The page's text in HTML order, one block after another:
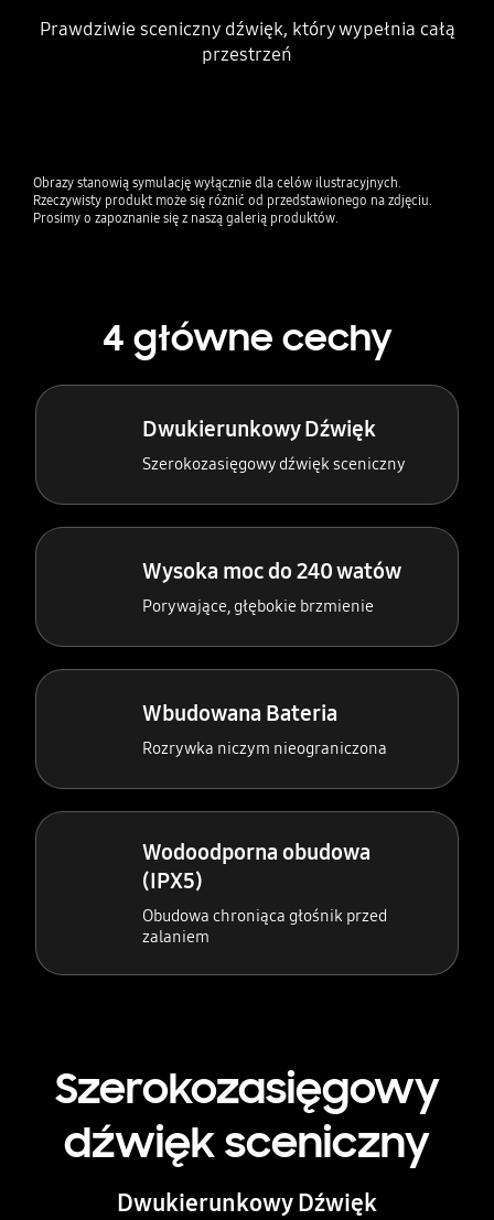
Prawdziwie sceniczny dźwięk, który wypełnia całą
przestrzeń
Obrazy stanowią symulację wyłącznie dla celów ilustracyjnych.
Rzeczywisty produkt może się różnić od przedstawionego na zdjęciu.
Prosimy o zapoznanie się z naszą galerią produktów.
4 główne cechy
Dwukierunkowy Dźwięk
Szerokozasięgowy dźwięk sceniczny
Wysoka moc do 240 watów
Porywające, głębokie brzmienie
Wbudowana Bateria
Rozrywka niczym nieograniczona
Wodoodporna obudowa
(IPX5)
Obudowa chroniąca głośnik przed
zalaniem
Szerokozasięgowy
dźwięk sceniczny
Dwukierunkowy Dźwięk